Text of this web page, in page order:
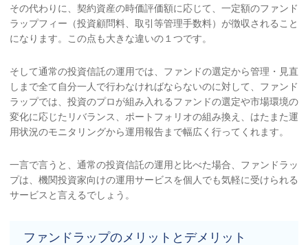
その代わりに、契約資産の時価評価額に応じて、一定額のファンド
ラップフィー（投資顧問料、取引等管理手数料）が徴収されること
になります。この点も大きな違いの１つです。
そして通常の投資信託の運用では、ファンドの選定から管理・見直
しまで全て自分一人で行わなければならないのに対して、ファンド
ラップでは、投資のプロが組み入れるファンドの選定や市場環境の
変化に応じたリバランス、ポートフォリオの組み換え、はたまた運
用状況のモニタリングから運用報告まで幅広く行ってくれます。
一言で言うと、通常の投資信託の運用と比べた場合、ファンドラッ
プは、機関投資家向けの運用サービスを個人でも気軽に受けられる
サービスと言えるでしょう。
ファンドラップのメリットとデメリット